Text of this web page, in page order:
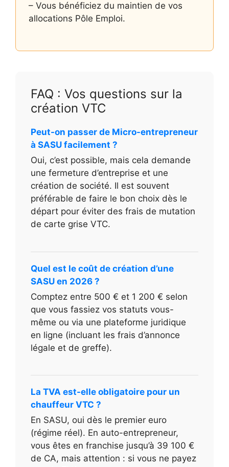
– Vous bénéficiez du maintien de vos
allocations Pôle Emploi.
FAQ : Vos questions sur la
création VTC
Peut-on passer de Micro-entrepreneur
à SASU facilement ?
Oui, c’est possible, mais cela demande
une fermeture d’entreprise et une
création de société. Il est souvent
préférable de faire le bon choix dès le
départ pour éviter des frais de mutation
de carte grise VTC.
Quel est le coût de création d’une
SASU en 2026 ?
Comptez entre 500 € et 1 200 € selon
que vous fassiez vos statuts vous-
même ou via une plateforme juridique
en ligne (incluant les frais d’annonce
légale et de greffe).
La TVA est-elle obligatoire pour un
chauffeur VTC ?
En SASU, oui dès le premier euro
(régime réel). En auto-entrepreneur,
vous êtes en franchise jusqu’à 39 100 €
de CA, mais attention : si vous ne payez